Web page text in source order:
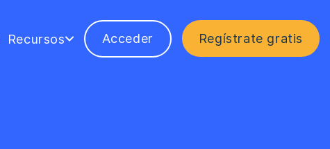
Regístrate gratis
Recursos Acceder